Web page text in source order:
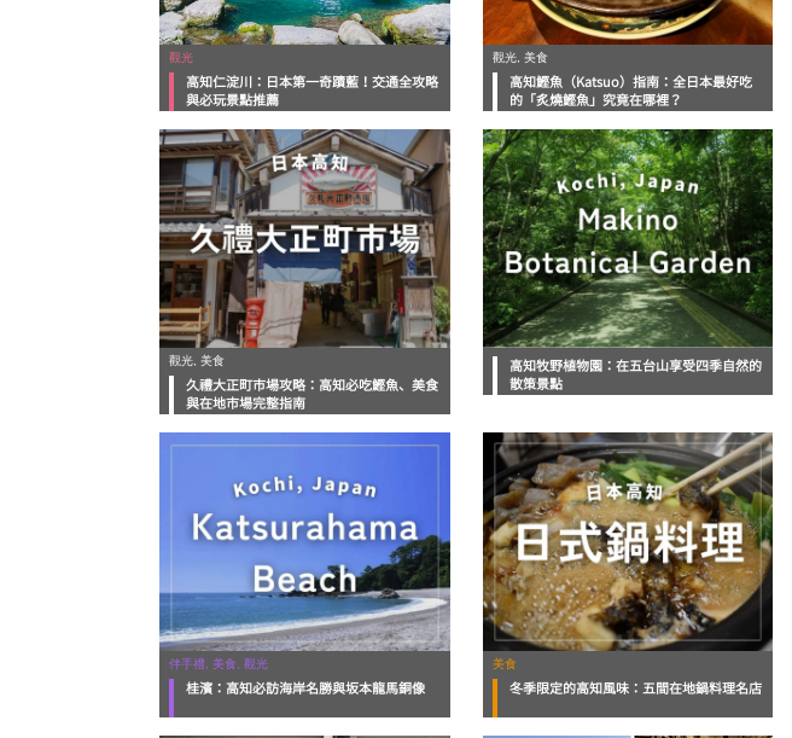
觀光
高知仁淀川：日本第一奇蹟藍！交通全攻略
與必玩景點推薦
觀光, 美食
高知鰹魚（Katsuo）指南：全日本最好吃
的「炙燒鰹魚」究竟在哪裡？
觀光, 美食
久禮大正町市場攻略：高知必吃鰹魚、美食
與在地市場完整指南
高知牧野植物園：在五台山享受四季自然的
散策景點
伴手禮, 美食, 觀光
桂濱：高知必訪海岸名勝與坂本龍馬銅像
美食
冬季限定的高知風味：五間在地鍋料理名店